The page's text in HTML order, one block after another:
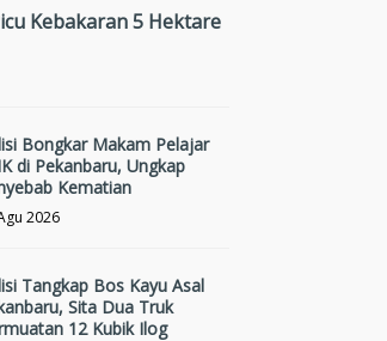
Kebakaran 5 Hektare
Bongkar Makam Pelajar
di Pekanbaru, Ungkap
Kematian
2026
Tangkap Bos Kayu Asal
Sita Dua Truk
12 Kubik Ilog